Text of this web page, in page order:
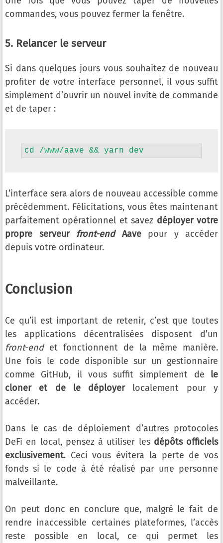
commandes, vous pouvez fermer la fenêtre.
5. Relancer le serveur
Si dans quelques jours vous souhaitez de nouveau
profiter de votre interface personnel, il vous suffit
simplement d’ouvrir un nouvel invite de commande
et de taper :
cd /www/aave && yarn dev
L’interface sera alors de nouveau accessible comme
précédemment. Félicitations, vous êtes maintenant
parfaitement opérationnel et savez déployer votre
propre serveur front-endAavepour y accéder
depuis votre ordinateur.
Conclusion
Ce qu’il est important de retenir, c’est que toutes
les applications décentralisées disposent d’un
front-endet fonctionnent de la même manière.
Une fois le code disponible sur un gestionnaire
comme GitHub, il vous suffit simplement de le
cloner et de le déployerlocalement pour y
accéder.
Dans le cas de déploiement d’autres protocoles
DeFi en local, pensez à utiliser les dépôts officiels
exclusivement. Ceci vous évitera la perte de vos
fonds si le code à été réalisé par une personne
malveillante.
On peut donc en conclure que, malgré le fait de
rendre inaccessible certaines plateformes, l’accès
reste possible en local, ce qui permet les